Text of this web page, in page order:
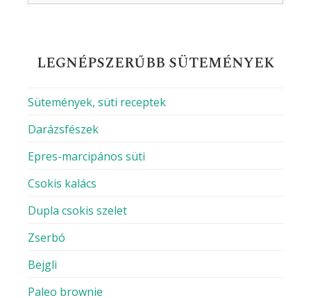
Email
Honlap
A nevem, e-mail címem, és weboldalcímem
mentése a böngészőben a következő
hozzászólásomhoz.